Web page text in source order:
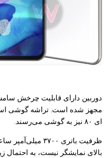
ای ۸۰ نیز به گوشی می‌رسند.
بالای نمایشگر نیست، به احتمال زیاد سامسونگ همانند